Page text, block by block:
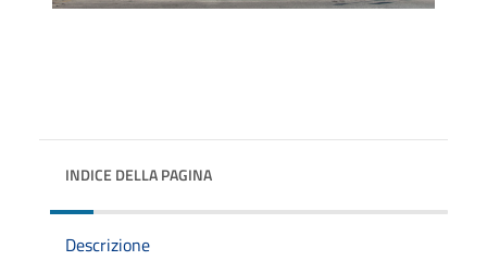
INDICE DELLA PAGINA
Descrizione